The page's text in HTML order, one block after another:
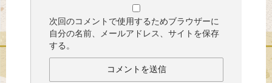
次回のコメントで使用するためブラウザーに
自分の名前、メールアドレス、サイトを保存
する。